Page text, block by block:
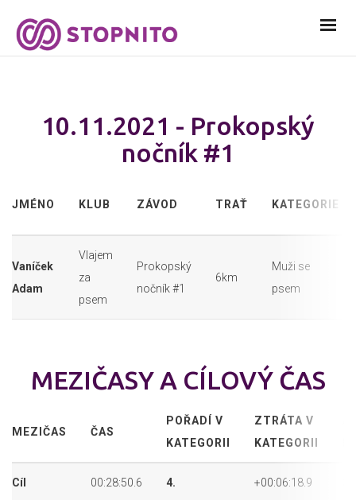
10.11.2021 - Prokopský
nočník #1
JMÉNO KLUB ZÁVOD TRAŤ KATEGORIE
Vaníček
Adam
Vlajem
za
psem
Prokopský
nočník #1
6km
Muži se
psem
MEZIČASY A CÍLOVÝ ČAS
MEZIČAS ČAS
POŘADÍ V
KATEGORII
ZTRÁTA V
KATEGORII
Cíl 00:28:50.6 4. +00:06:18.9